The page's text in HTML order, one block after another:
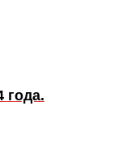
года.